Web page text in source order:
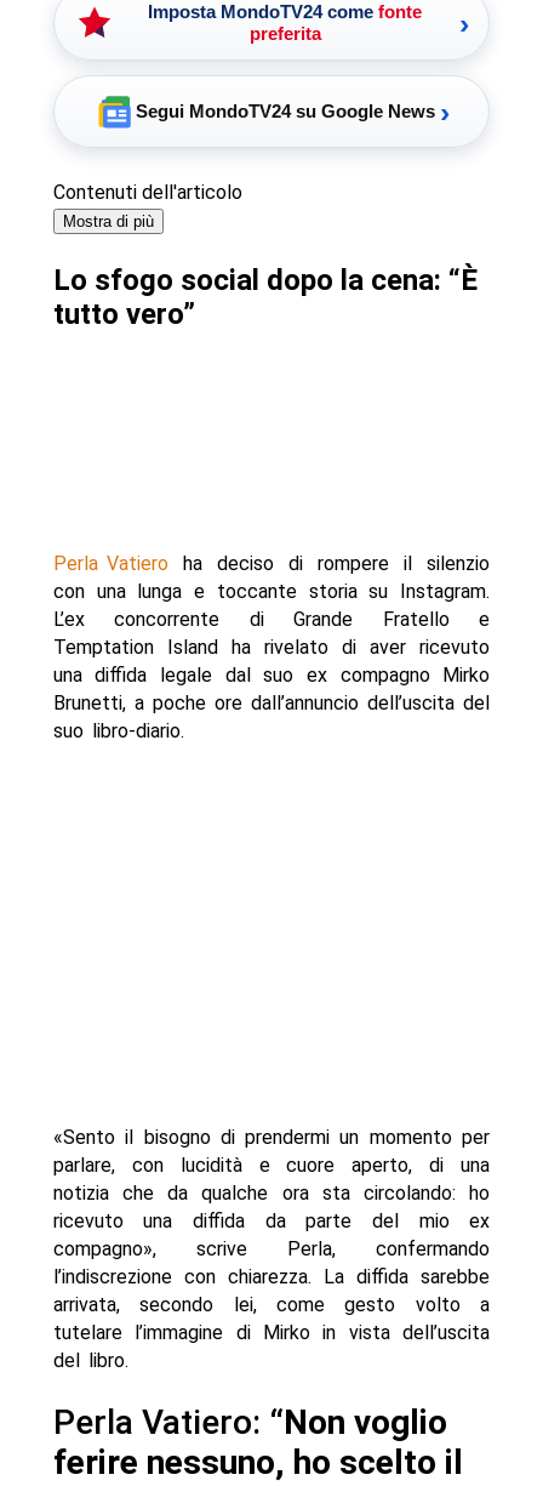
Imposta MondoTV24 come fonte
preferita
›
Segui MondoTV24 su Google News ›
Contenuti dell'articolo
Mostra di più
Lo sfogo social dopo la cena: “È
tutto vero”
Perla Vatieroha deciso di rompere il silenzio
con una lunga e toccante storia su Instagram.
L’ex concorrente di Grande Fratello e
Temptation Island ha rivelato di aver ricevuto
una diffida legale dal suo ex compagno Mirko
Brunetti, a poche ore dall’annuncio dell’uscita del
suo libro-diario.
«Sento il bisogno di prendermi un momento per
parlare, con lucidità e cuore aperto, di una
notizia che da qualche ora sta circolando: ho
ricevuto una diffida da parte del mio ex
compagno», scrive Perla, confermando
l’indiscrezione con chiarezza. La diffida sarebbe
arrivata, secondo lei, come gesto volto a
tutelare l’immagine di Mirko in vista dell’uscita
del libro.
Perla Vatiero: “Non voglio
ferire nessuno, ho scelto il